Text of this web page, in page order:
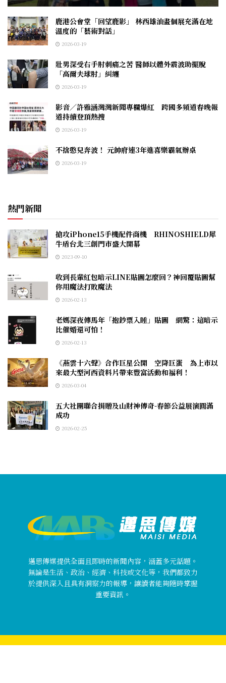
鹿港公會堂「回望鹿影」 林西雄油畫個展充滿在地
溫度的「藝術對話」
2026-03-19
壯男深受右手肘刺痛之苦 醫師以體外震波助擺脫
「高爾夫球肘」糾纏
2026-03-19
影音／許雅涵灣灣新聞專欄爆紅 跨國多頻道春晚報
道持續登頂熱搜
2026-03-19
不捨憨兒奔波！ 元帥府連3年進喜樂霸氣辦桌
2026-03-19
熱門新聞
搶攻iPhone15手機配件商機 RHINOSHIELD犀
牛盾台北三創門市盛大開幕
2023-09-10
收到長輩紅包暗示LINE貼圖怎麼回？神回覆貼圖幫
你用魔法打敗魔法
2026-02-13
老媽深夜傳馬年「抱鈔票入睡」貼圖 網驚：這暗示
比催婚還可怕！
2026-02-13
《燕雲十六聲》合作巨星公開 空降巨蛋 為上市以
來最大型河西資料片帶來豐富活動和福利！
2026-03-04
五大社團聯合捐贈及山財神傳奇-春節公益展演圓滿
成功
2026-02-25
邁思傳媒提供全面且即時的新聞內容，涵蓋多元話題。
無論是生活、政治、經濟、科技或文化等，我們都致力
於提供深入且具有洞察力的報導，讓讀者能夠隨時掌握
重要資訊。